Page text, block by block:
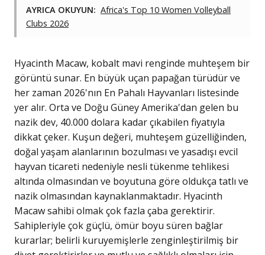
AYRICA OKUYUN: Africa's Top 10 Women Volleyball
Clubs 2026
Hyacinth Macaw, kobalt mavi renginde muhteşem bir
görüntü sunar. En büyük uçan papağan türüdür ve
her zaman 2026'nın En Pahalı Hayvanları listesinde
yer alır. Orta ve Doğu Güney Amerika'dan gelen bu
nazik dev, 40.000 dolara kadar çıkabilen fiyatıyla
dikkat çeker. Kuşun değeri, muhteşem güzelliğinden,
doğal yaşam alanlarının bozulması ve yasadışı evcil
hayvan ticareti nedeniyle nesli tükenme tehlikesi
altında olmasından ve boyutuna göre oldukça tatlı ve
nazik olmasından kaynaklanmaktadır. Hyacinth
Macaw sahibi olmak çok fazla çaba gerektirir.
Sahipleriyle çok güçlü, ömür boyu süren bağlar
kurarlar; belirli kuruyemişlerle zenginleştirilmiş bir